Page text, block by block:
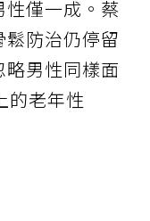
僅一成。蔡
防治仍停留
男性同樣面
的老年性